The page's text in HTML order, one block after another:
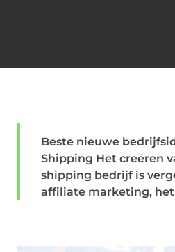
Beste nieuwe
Shipping Het creëren
shipping bedrijf is
affiliate marketing, het